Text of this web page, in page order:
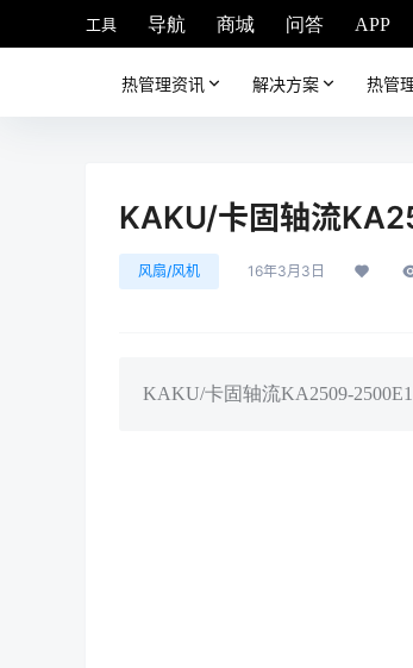
工具 导航 商城 问答 APP
热管理资讯 解决方案 热管
KAKU/卡固轴流
风扇/风机 16年3月3日
KAKU/卡固轴流KA2509-